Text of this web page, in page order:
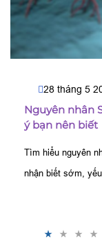
28 tháng 5
Nguyên nhân
ý bạn nên biết
Tìm hiểu nguyên
nhận biết sớm,